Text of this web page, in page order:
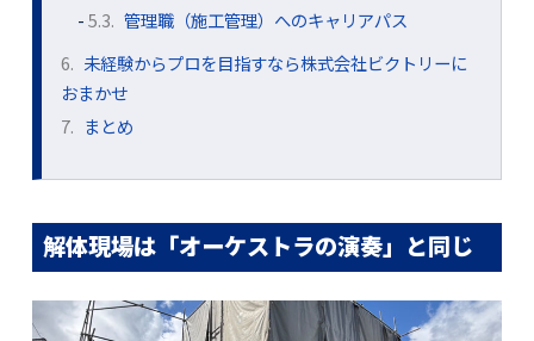
5.3. 管理職（施工管理）へのキャリアパス
6. 未経験からプロを目指すなら株式会社ビクトリーに
おまかせ
7. まとめ
解体現場は「オーケストラの演奏」と同じ